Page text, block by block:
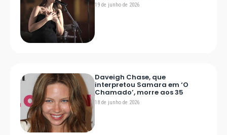
19 de junho de 2026
Daveigh Chase, que
interpretou Samara em ‘O
Chamado’, morre aos 35
18 de junho de 2026